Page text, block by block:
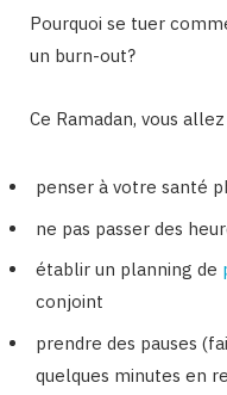
Pourquoi se tuer
un burn-out?
Ce Ramadan, vous
penser à votre santé
ne pas passer des
établir un planning de
conjoint
prendre des pauses
quelques minutes en